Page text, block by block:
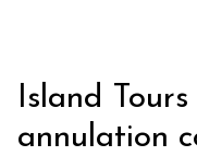
Island
annulation